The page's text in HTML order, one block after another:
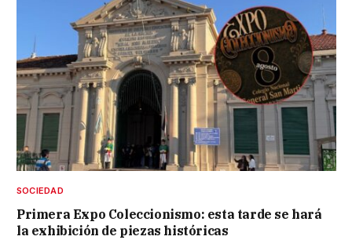
SOCIEDAD
Primera Expo Coleccionismo: esta tarde se hará
la exhibición de piezas históricas